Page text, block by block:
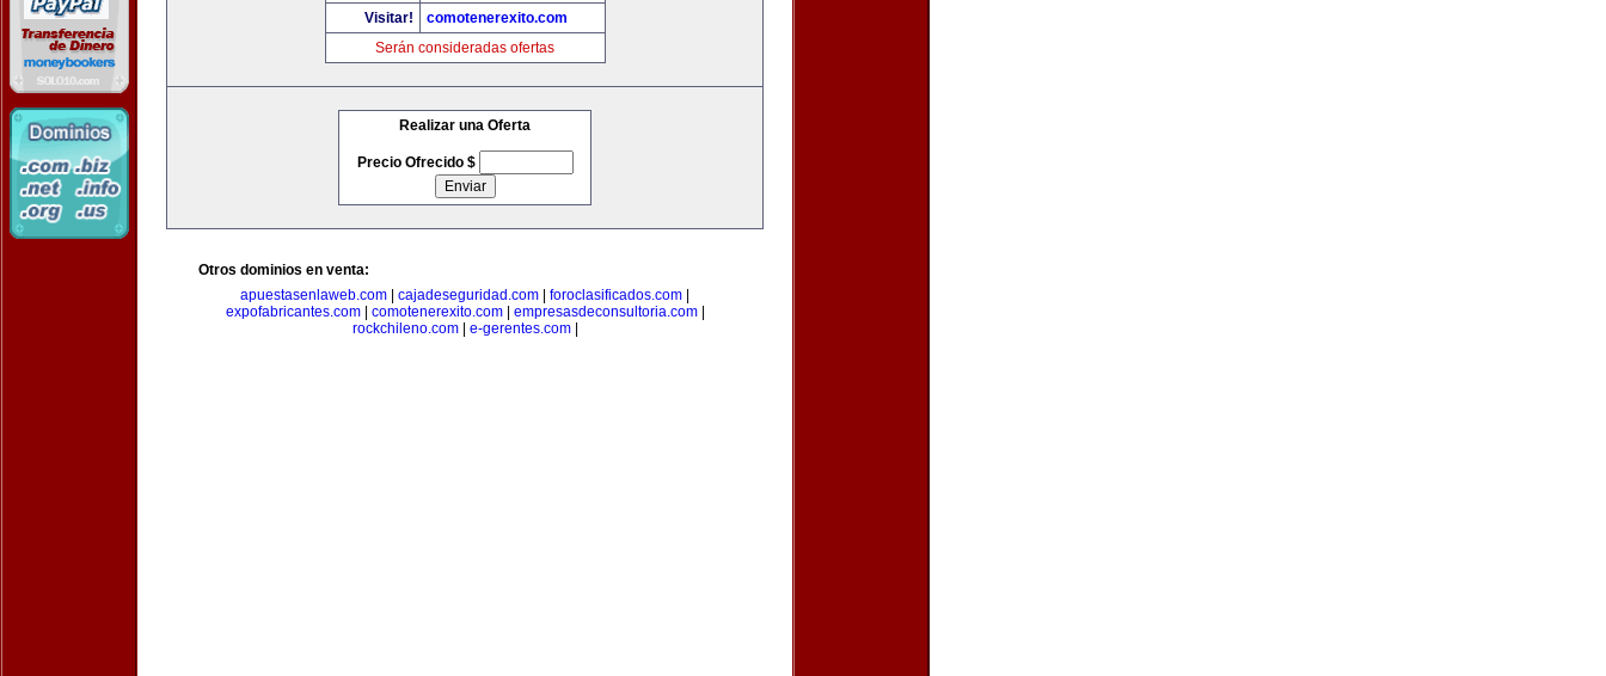
Visitar!
comotenerexito.com
Serán consideradas ofertas
Realizar una Oferta
Precio Ofrecido $
Otros dominios en venta:
apuestasenlaweb.com
cajadeseguridad.com foroclasificados.com
expofabricantes.com| comotenerexito.com| empresasdeconsultoria.com|
rockchileno.com| e-gerentes.com|